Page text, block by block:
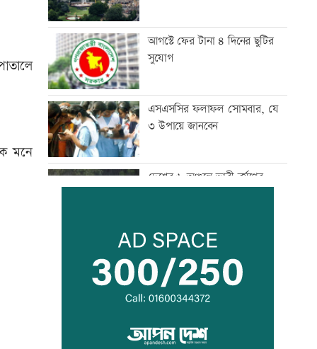
মনে
আগস্টে ফের টানা ৪ দিনের ছুটির
সুযোগ
এসএসসির ফলাফল সোমবার, যে
৩ উপায়ে জানবেন
দেশের ৬ অঞ্চলে ভারী বর্ষণের
সিন্ডিকেট ভেঙে কৃষকদের লাভ
নিশ্চিত করা হবে: আইনমন্ত্রী